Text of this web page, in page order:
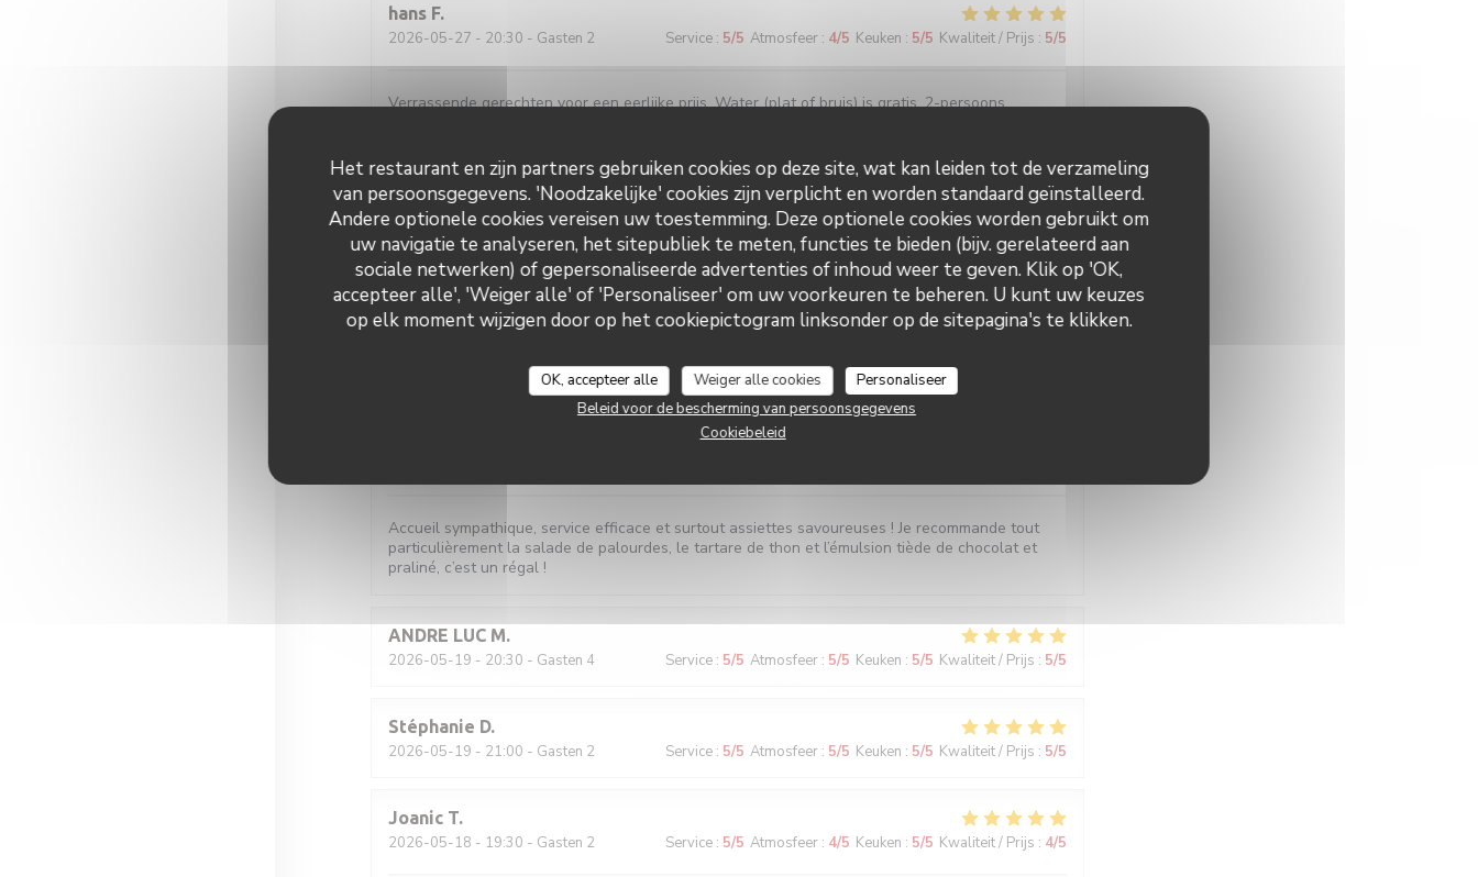
Het restaurant en zijn partners gebruiken cookies op deze site, wat kan leiden tot de verzameling
van persoonsgegevens. 'Noodzakelijke' cookies zijn verplicht en worden standaard geïnstalleerd.
Andere optionele cookies vereisen uw toestemming. Deze optionele cookies worden gebruikt om
uw navigatie te analyseren, het sitepubliek te meten, functies te bieden (bijv. gerelateerd aan
sociale netwerken) of gepersonaliseerde advertenties of inhoud weer te geven. Klik op 'OK,
accepteer alle', 'Weiger alle' of 'Personaliseer' om uw voorkeuren te beheren. U kunt uw keuzes
op elk moment wijzigen door op het cookiepictogram linksonder op de sitepagina's te klikken.
OK, accepteer alle Weiger alle cookies
Personaliseer
Beleid voor de bescherming van persoonsgegevens
Cookiebeleid
hans F
2026-05-27 - 20:30 - Gasten 2 Service : 5/5 Atmosfeer : 4/5 Keuken : 5/5 Kwaliteit / Prijs : 5/5
Verrassende gerechten voor een eerlijke prijs. Water (plat of bruis) is gratis. 2-persoons
Sylviane R
2026-05-25- 13:00 - Gasten 2 Service:5/5 Atmosfeer :5/5 Keuken: 5/5 Kwaliteit / Prijs: 4/5
Accueil parfait. Accueil parfait. Plats toujours délicieux et raffinés.
- 20:45 - Gasten 2 Service:5/5 Atmosfeer:5 /5 Keuken:4/5 Kwaliteit / Prijs
Accueil sympathique, service efficace et surtout assiettes savoureuses ! Je recommande tout
particulièrement la salade de palourdes, le tartare de thon et l’émulsion tiède de chocolat et
praliné, c’est un régal !
ANDRE LUC M
2026-05-19 - 20:30 - Gasten 4 Service : 5/5 Atmosfeer : 5/5 Keuken : 5/5 Kwaliteit / Prijs : 5/5
Stéphanie D
2026-05-19 - 21:00 - Gasten 2 Service : 5/5 Atmosfeer : 5/5 Keuken : 5/5 Kwaliteit / Prijs : 5/5
Joanic T
2026-05-18 - 19:30 - Gasten 2 Service : 5/5 Atmosfeer : 4/5 Keuken : 5/5 Kwaliteit / Prijs : 4/5